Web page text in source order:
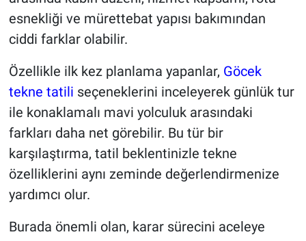
esnekliği ve mürettebat yapısı bakımından
ciddi farklar olabilir.
Özellikle ilk kez planlama yapanlar, Göcek
tekne tatili seçeneklerini inceleyerek günlük tur
ile konaklamalı mavi yolculuk arasındaki
farkları daha net görebilir. Bu tür bir
karşılaştırma, tatil beklentinizle tekne
özelliklerini aynı zeminde değerlendirmenize
yardımcı olur.
Burada önemli olan, karar sürecini aceleye